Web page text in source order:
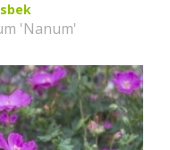
'Nanum'